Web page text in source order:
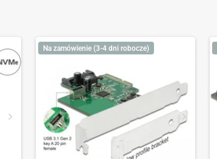
Na zamówienie (3-4 dni robocze)